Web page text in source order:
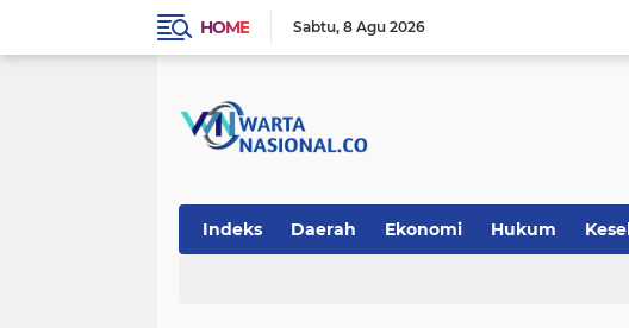
HOME Sabtu 8 Agu 2026
Indeks Daerah Ekonomi Hukum